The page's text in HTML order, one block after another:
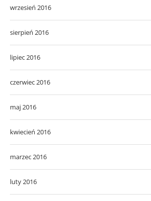
wrzesień 2016
sierpień 2016
lipiec 2016
czerwiec 2016
maj 2016
kwiecień 2016
marzec 2016
luty 2016